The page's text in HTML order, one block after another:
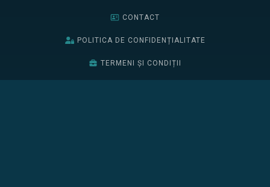
CONTACT
POLITICA DE CONFIDENȚIALITATE
TERMENI ȘI CONDIȚII